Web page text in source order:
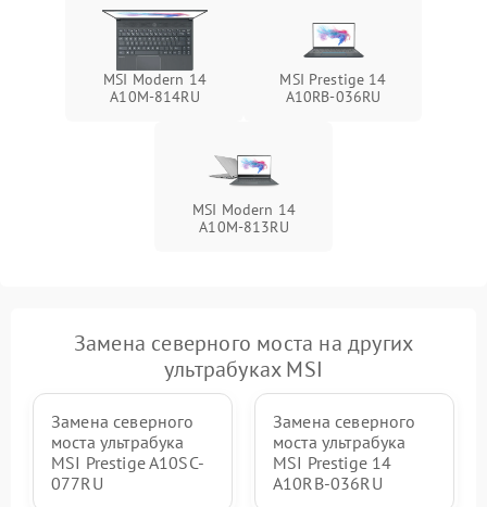
MSI Modern 14
A10M-814RU
MSI Prestige 14
A10RB-036RU
MSI Modern 14
A10M-813RU
Замена северного моста на других
ультрабуках MSI
Замена северного
моста ультрабука
MSI Prestige A10SC-
077RU
Замена северного
моста ультрабука
MSI Prestige 14
A10RB-036RU